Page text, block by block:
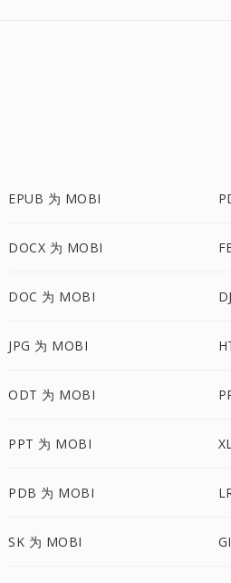
EPUB 为 MOBI
DOCX 为 MOBI
DOC 为 MOBI
JPG 为 MOBI
ODT 为 MOBI
PPT 为 MOBI
PDB 为 MOBI
SK 为 MOBI